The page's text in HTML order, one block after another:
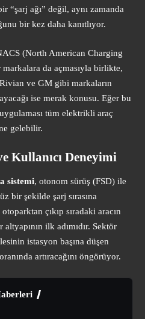
“şarj ağı” değil, aynı zamanda
bir kez daha kanıtlıyor.
(North American Charging
da açmasıyla birlikte,
ve GM gibi markaların
ise merak konusu. Eğer bu
tüm elektrikli araç
gelebilir.
Kullanıcı Deneyimi
sistemi, otonom sürüş (FSD) ile
bir şekilde şarj sırasına
çıkıp sıradaki aracın
ilk adımıdır. Sektör
istasyon başına düşen
artıracağını öngörüyor.